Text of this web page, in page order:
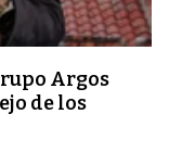
Argos
de los